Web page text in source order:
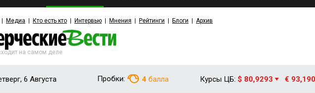
Медиа Кто есть кто Интервью Мнения Рейтинги Блоги Архив
на самом деле
6 Августа Пробки: 4 балла Курсы ЦБ: $ 80,9293 €